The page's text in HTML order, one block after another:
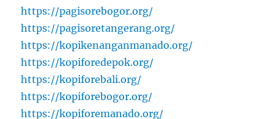
https://pagisorebogor.org/
https://pagisoretangerang.org/
https://kopikenanganmanado.org/
https://kopiforedepok.org/
https://kopiforebali.org/
https://kopiforebogor.org/
https://kopiforemanado.org/